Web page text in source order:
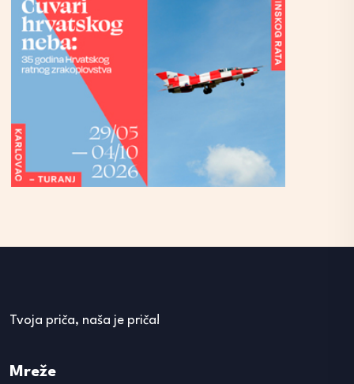
Tvoja priča, naša je priča!
Mreže